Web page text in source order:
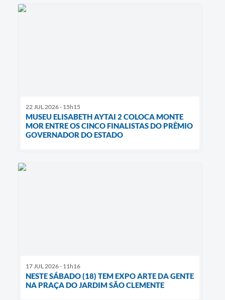
22 JUL 2026 - 15h15
MUSEU ELISABETH AYTAI 2 COLOCA MONTE
MOR ENTRE OS CINCO FINALISTAS DO PRÊMIO
GOVERNADOR DO ESTADO
17 JUL 2026 - 11h16
NESTE SÁBADO (18) TEM EXPO ARTE DA GENTE
NA PRAÇA DO JARDIM SÃO CLEMENTE